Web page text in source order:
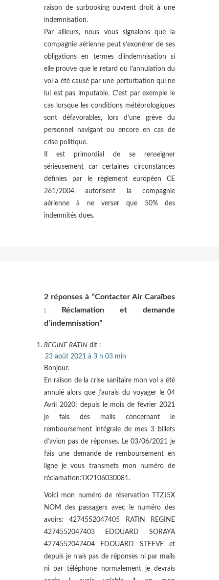
raison de surbooking ouvrent droit à une
indemnisation.
Par ailleurs, nous vous signalons que la
compagnie aérienne peut s’exonérer de ses
obligations en termes d’indemnisation si
elle prouve que le retard ou l’annulation du
vol a été causé par une perturbation qui ne
lui est pas imputable. C’est par exemple le
cas lorsque les conditions météorologiques
sont défavorables, lors d’une grève du
personnel navigant ou encore en cas de
crise politique.
Il est primordial de se renseigner
sérieusement car certaines circonstances
définies par le règlement européen CE
261/2004 autorisent la compagnie
aérienne à ne verser que 50% des
indemnités dues.
2 réponses à “Contacter Air Caraïbes
: Réclamation et demande
d’indemnisation”
REGINE RATIN dit :
23 août 2021 à 3 h 03 min
Bonjour,
En raison de la crise sanitaire mon vol a été
annulé alors que j’aurais du voyager le 04
Avril 2020; depuis le mois de février 2021
je fais des mails concernant le
remboursement intégrale de mes 3 billets
d’avion pas de réponses. Le 03/06/2021 je
fais une demande de remboursement en
ligne je vous transmets mon numéro de
réclamation:TX2106030081.
Voici mon numéro de réservation TTZJ5X
NOM des passagers avec le numéro des
avoirs: 4274552047405 RATIN REGINE
4274552047403 EDOUARD SORAYA
4274552047404 EDOUARD STEEVE et
depuis je n’ais pas de réponses ni par mails
ni par téléphone normalement je devrais